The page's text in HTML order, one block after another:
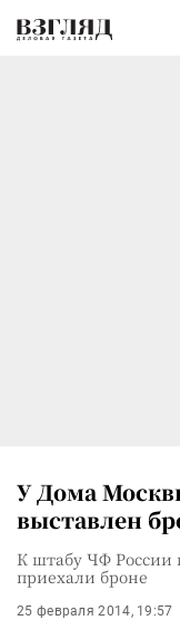
У Дома
выставлен
К штабу ЧФ России
приехали броне
25 февраля 2014, 19:57